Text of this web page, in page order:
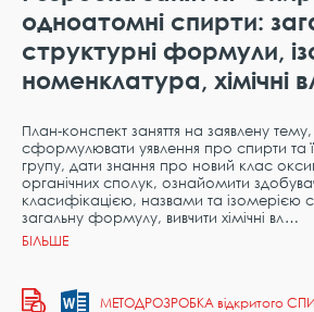
одноатомні спирти:
структурні формули,
номенклатура, хімічні
План-конспект заняття на заявлену
сформулювати уявлення про спирти та
групу, дати знання про новий клас
органічних сполук, ознайомити
класифікацією, назвами та ізомерією
загальну формулу, вивчити хімічні вл
МЕТОДРОЗРОБКА відкритого